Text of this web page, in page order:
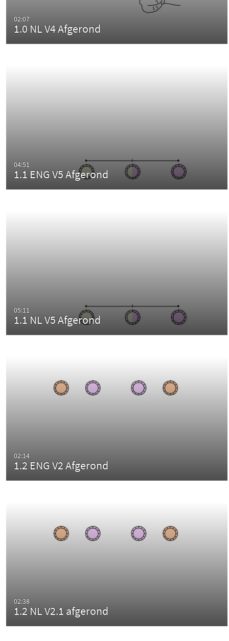
02:07
1.0 NL V4 Afgerond
04:51
1.1 ENG V5 Afgerond
05:11
1.1 NL V5 Afgerond
02:14
1.2 ENG V2 Afgerond
02:38
1.2 NL V2.1 afgerond